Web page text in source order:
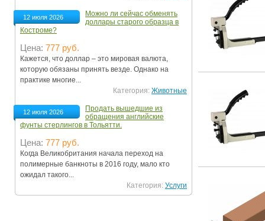
12 июля 2026
Можно ли сейчас обменять
доллары старого образца в
Костроме?
Цена: 777 руб.
Кажется, что доллар – это мировая валюта,
которую обязаны принять везде. Однако на
практике многие...
Категория: Животные
12 июля 2026
Продать вышедшие из
обращения английские
фунты стерлингов в Тольятти.
Цена: 777 руб.
Когда Великобритания начала переход на
полимерные банкноты в 2016 году, мало кто
ожидал такого...
Категория: Услуги